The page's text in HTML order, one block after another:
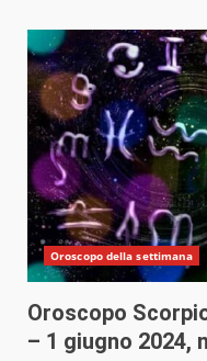
Oroscopo della settimana
Oroscopo
– 1 giugno 2024,